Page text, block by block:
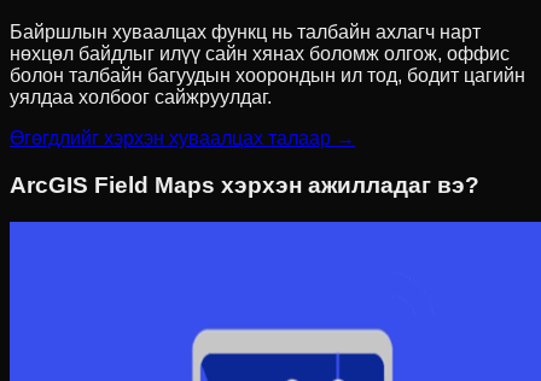
Байршлын хуваалцах функц нь талбайн ахлагч нарт
нөхцөл байдлыг илүү сайн хянах боломж олгож, оффис
болон талбайн багуудын хоорондын ил тод, бодит цагийн
уялдаа холбоог сайжруулдаг.
Өгөгдлийг хэрхэн хуваалцах талаар →
ArcGIS Field Maps хэрхэн ажилладаг вэ?